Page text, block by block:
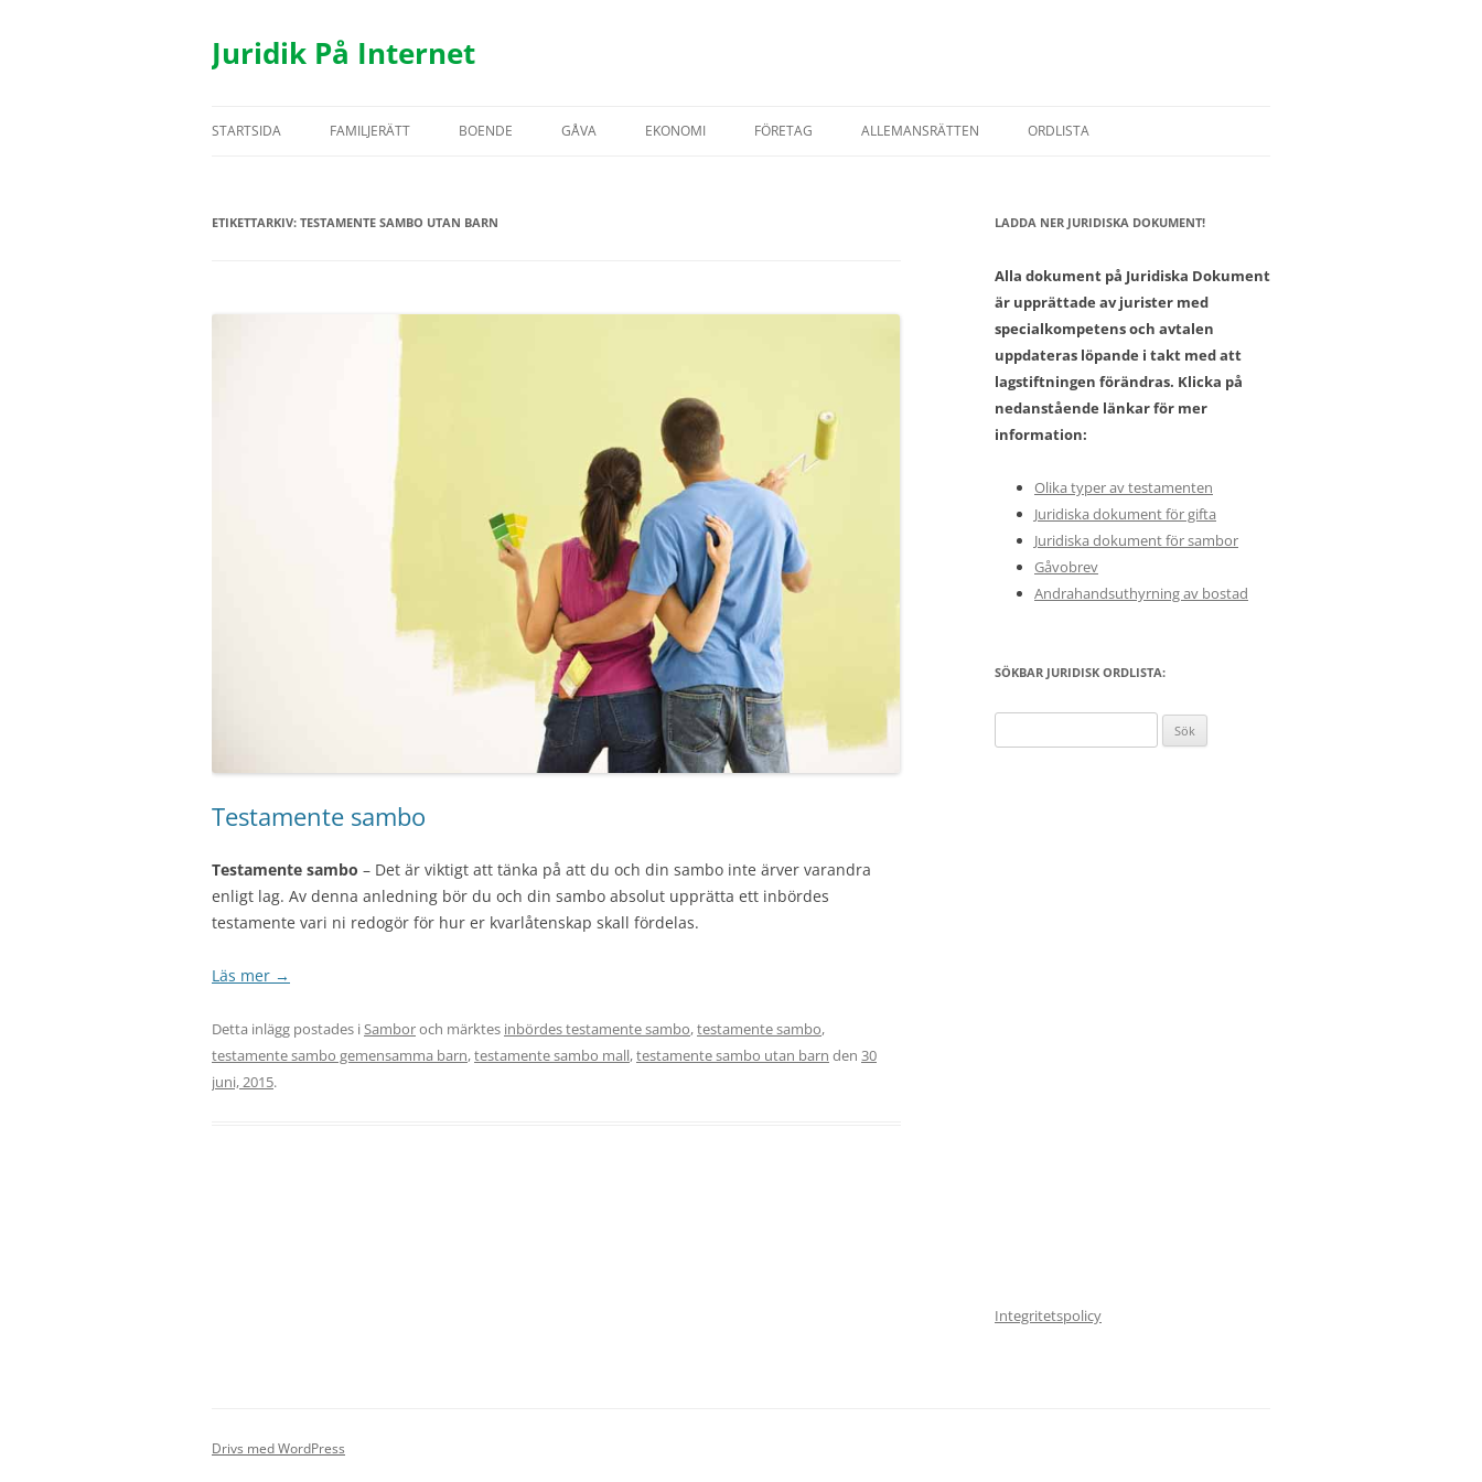
innehåll
Juridik På Internet
STARTSIDA FAMILJERÄTT
ÄKTENSKAP
REGISTRERAT PARTNERSKAP
BOENDE
HYRESRÄTT
UTHYRNING AV BOSTAD
GÅVA EKONOMI
SKATT PRIVATPERSONER
SKATT FÖRETAG
FÖRETAG ALLEMANSRÄTTEN ORDLISTA
ETIKETTARKIV: TESTAMENTE SAMBO UTAN BARN
Testamente sambo
Testamente sambo – Det är viktigt att tänka på att du och din sambo inte ärver varandra
enligt lag. Av denna anledning bör du och din sambo absolut upprätta ett inbördes
testamente vari ni redogör för hur er kvarlåtenskap skall fördelas.
Läs mer →
Detta inlägg postades iSamboroch märktes inbördes testamente sambo,testamente sambo,
testamente sambo gemensamma barn,testamente sambo mall,testamente sambo utan barn den 30
juni, 2015.
LADDA NER JURIDISKA DOKUMENT!
Alla dokument på Juridiska Dokument
är upprättade av jurister med
specialkompetens och avtalen
uppdateras löpande i takt med att
lagstiftningen förändras. Klicka på
nedanstående länkar för mer
information:
Olika typer av testamenten
Juridiska dokument för gifta
Juridiska dokument för sambor
Gåvobrev
Andrahandsuthyrning av bostad
SÖKBAR JURIDISK ORDLISTA:
efter:
Integritetspolicy
Drivs med WordPress